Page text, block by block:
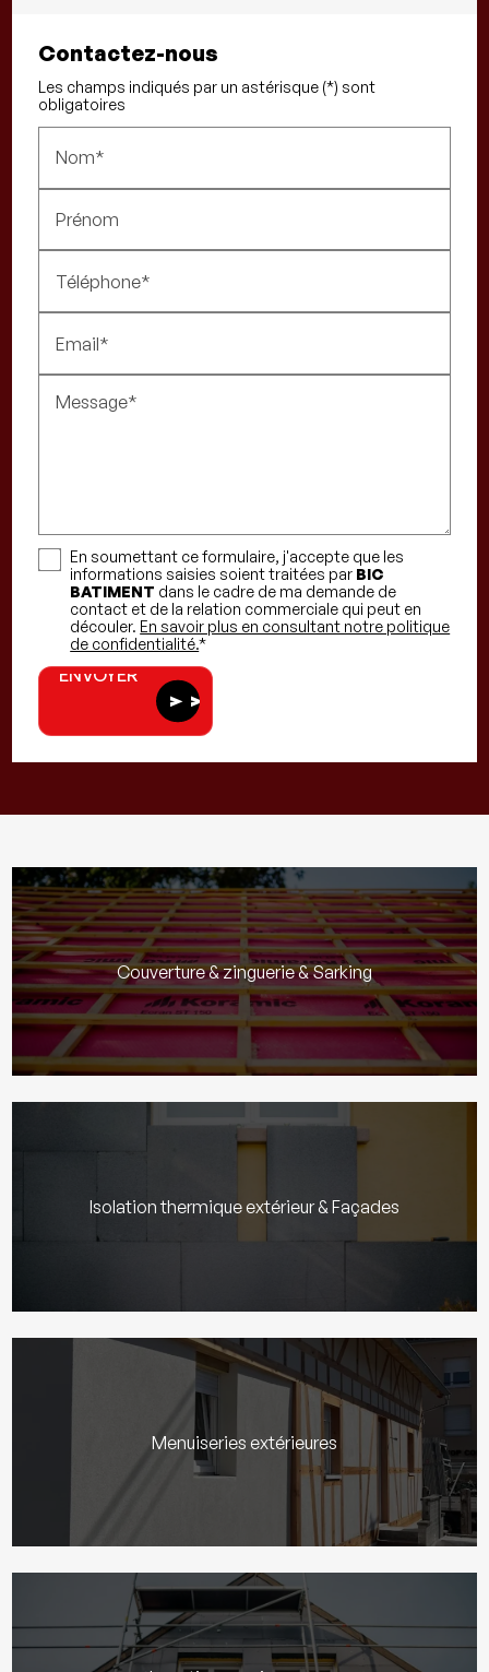
Contactez-nous
Les champs indiqués par un astérisque (*) sont
obligatoires
Nom*
Prénom
Téléphone*
Email*
Message*
En soumettant ce formulaire, j'accepte que les
informations saisies soient traitées par BIC
BATIMENT dans le cadre de ma demande de
contact et de la relation commerciale qui peut en
découler. En savoir plus en consultant notre politique
de confidentialité.*
ENVOYER
ENVOYER
send send
Couverture & zinguerie & Sarking
Isolation thermique extérieur & Façades
Menuiseries extérieures